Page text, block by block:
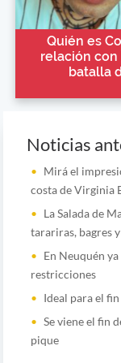
Quién es
relación con
batalla
Noticias
Mirá el
costa de Virginia
La Salada de
tarariras, bagres
En Neuquén
restricciones
Ideal para el
Se viene el fin
pique